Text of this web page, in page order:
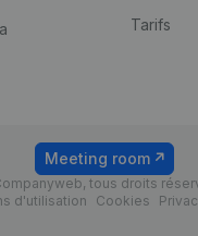
Tarifs
tous droits
d'utilisation
Cookies
Meeting room